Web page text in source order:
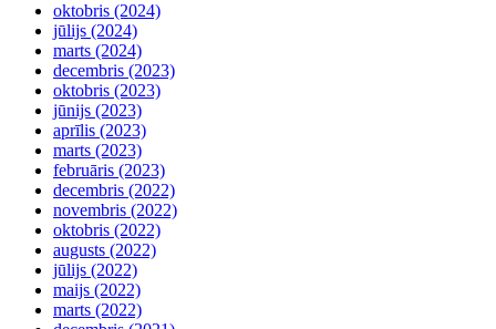
oktobris (2024)
jūlijs (2024)
marts (2024)
decembris (2023)
oktobris (2023)
jūnijs (2023)
aprīlis (2023)
marts (2023)
februāris (2023)
decembris (2022)
novembris (2022)
oktobris (2022)
augusts (2022)
jūlijs (2022)
maijs (2022)
marts (2022)